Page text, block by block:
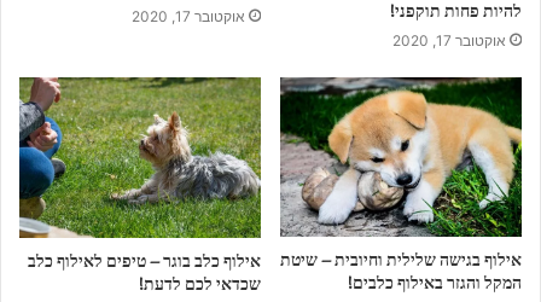
להיות פחות תוקפני!
אוקטובר 17, 2020
אוקטובר 17, 2020
אילוף בגישה שלילית וחיובית – שיטת
המקל והגזר באילוף כלבים!
אילוף כלב בוגר – טיפים לאילוף כלב
שכדאי לכם לדעת!